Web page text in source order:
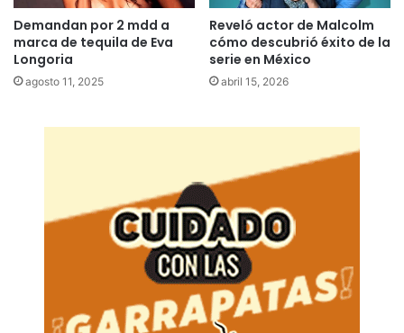
Demandan por 2 mdd a
marca de tequila de Eva
Longoria
agosto 11, 2025
Reveló actor de Malcolm
cómo descubrió éxito de la
serie en México
abril 15, 2026